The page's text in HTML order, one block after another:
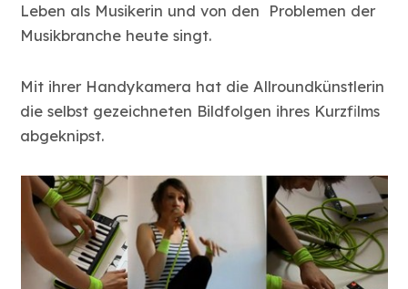
Leben als Musikerin und von den Problemen der
Musikbranche heute singt.
Mit ihrer Handykamera hat die Allroundkünstlerin
die selbst gezeichneten Bildfolgen ihres Kurzfilms
abgeknipst.